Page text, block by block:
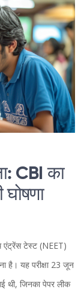
CBI का
घोषणा
एंट्रेंस टेस्ट (NEET)
है। यह परीक्षा 23 जून
थी, जिनका पेपर लीक